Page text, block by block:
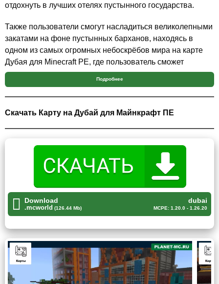
отдохнуть в лучших отелях пустынного государства.
Также пользователи смогут насладиться великолепными
закатами на фоне пустынных барханов, находясь в
одном из самых огромных небоскрёбов мира на карте
Дубая для Minecraft PE, где пользователь сможет
насладиться отдыхом вдали от сует.
Здания
количество зданий, начиная от незамысловатых
магазинов, заканчивая огромными небоскрёбами,
которые скрываются среди облаков. Также игроки смогут
насладиться великолепными видами персидского
залива, который омывает берега столь замечательного
города.
Также помимо зданий на карте Дубая для Minecraft PE
игроки смогут насладиться уникальной архитектурой
объединённых арабских эмиратов. В данном виде
строительства наиболее привычными элементами
являются
огромные здания , большое количество стёкол
Подробнее
Скачать Карту на Дубай для Майнкрафт ПЕ
Download
.mcworld (126.44 Mb)
dubai
MCPE: 1.20.0 - 1.26.20